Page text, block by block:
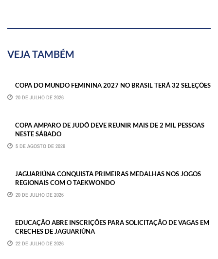
VEJA TAMBÉM
COPA DO MUNDO FEMININA 2027 NO BRASIL TERÁ 32 SELEÇÕES
20 DE JULHO DE 2026
COPA AMPARO DE JUDÔ DEVE REUNIR MAIS DE 2 MIL PESSOAS
NESTE SÁBADO
5 DE AGOSTO DE 2026
JAGUARIÚNA CONQUISTA PRIMEIRAS MEDALHAS NOS JOGOS
REGIONAIS COM O TAEKWONDO
20 DE JULHO DE 2026
EDUCAÇÃO ABRE INSCRIÇÕES PARA SOLICITAÇÃO DE VAGAS EM
CRECHES DE JAGUARIÚNA
22 DE JULHO DE 2026